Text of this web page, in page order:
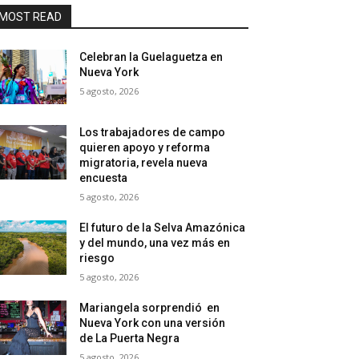
READ
Celebran la Guelaguetza en
Nueva York
5 agosto, 2026
Los trabajadores de campo
quieren apoyo y reforma
migratoria, revela nueva
encuesta
5 agosto, 2026
El futuro de la Selva Amazónica
y del mundo, una vez más en
riesgo
5 agosto, 2026
Mariangela sorprendió en
Nueva York con una versión
de La Puerta Negra